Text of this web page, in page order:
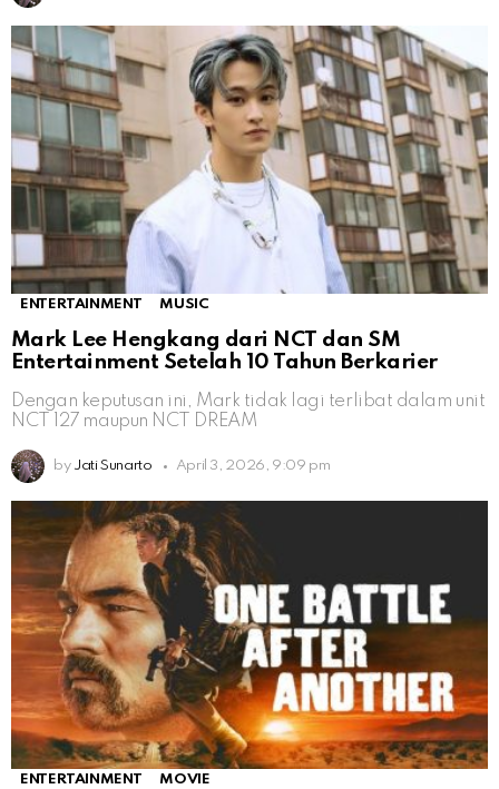
ENTERTAINMENT MUSIC
Mark Lee Hengkang dari NCT dan SM
Entertainment Setelah 10 Tahun Berkarier
Dengan keputusan ini, Mark tidak lagi terlibat dalam unit
NCT 127 maupun NCT DREAM
by Jati Sunarto April 3, 2026, 9:09 pm
ENTERTAINMENT MOVIE